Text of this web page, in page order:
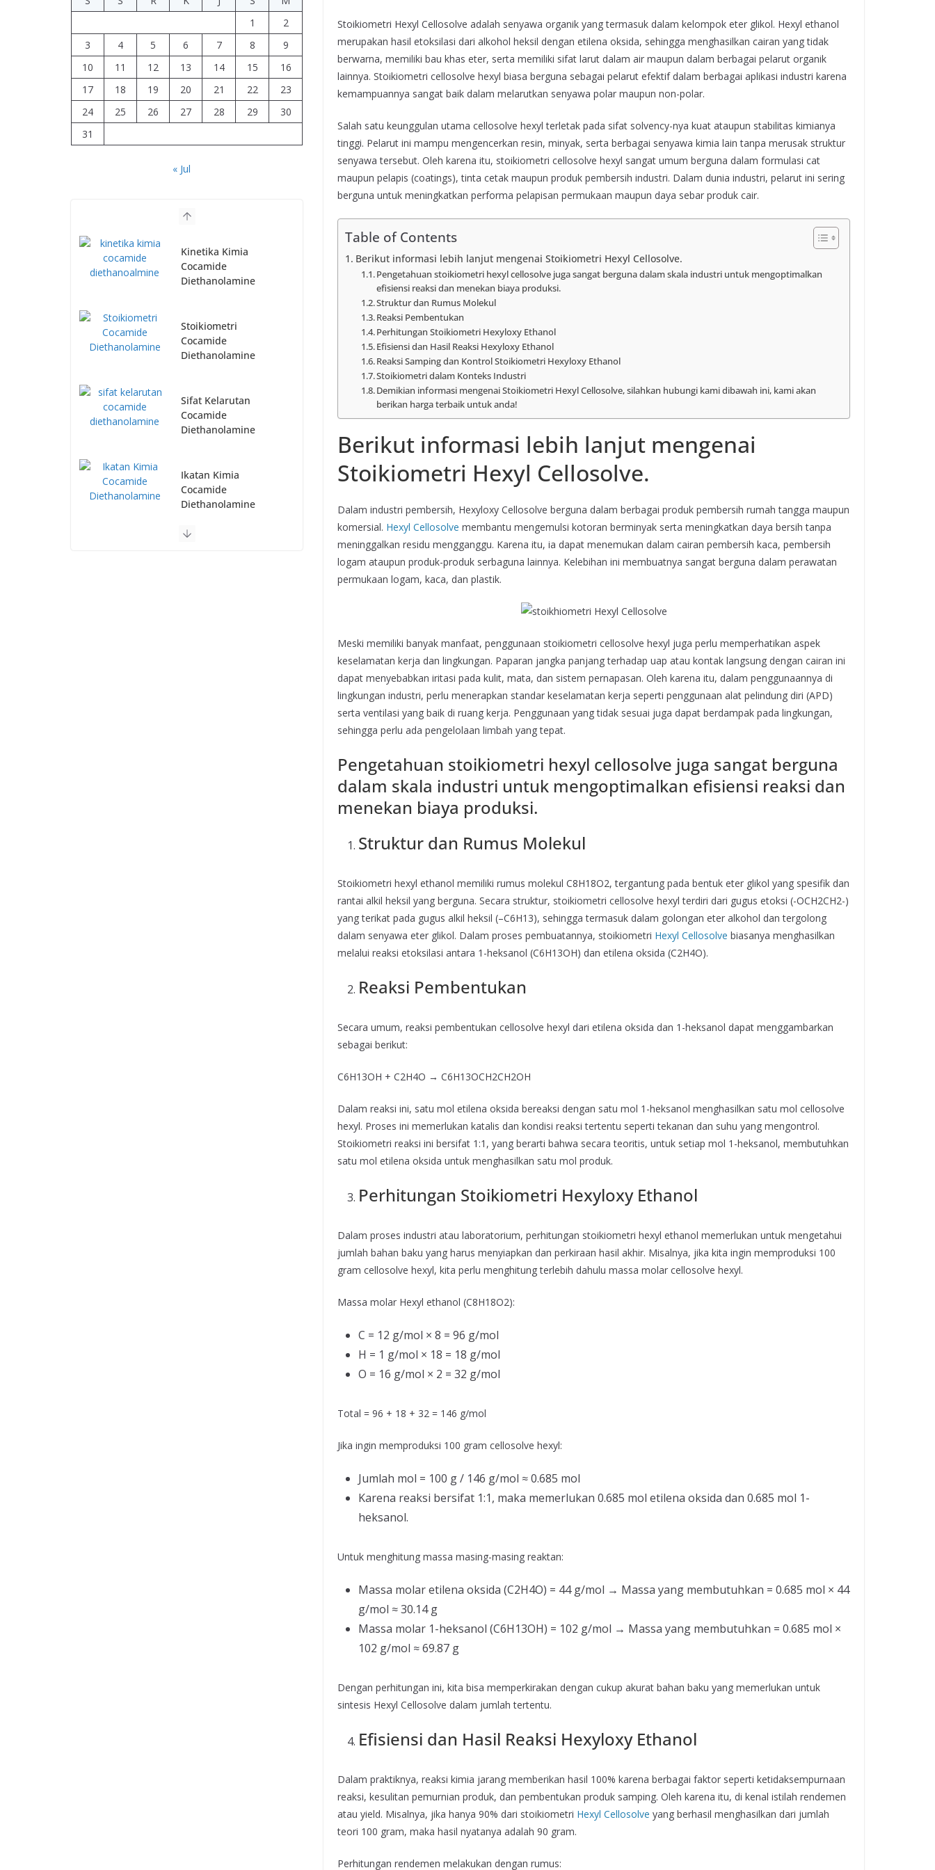
Stoikiometri Hexyl Cellosolve adalah senyawa organik yang termasuk dalam kelompok eter glikol. Hexyl ethanol
merupakan hasil etoksilasi dari alkohol heksil dengan etilena oksida, sehingga menghasilkan cairan yang tidak
berwarna, memiliki bau khas eter, serta memiliki sifat larut dalam air maupun dalam berbagai pelarut organik
lainnya. Stoikiometri cellosolve hexyl biasa berguna sebagai pelarut efektif dalam berbagai aplikasi industri karena
kemampuannya sangat baik dalam melarutkan senyawa polar maupun non-polar.
Salah satu keunggulan utama cellosolve hexyl terletak pada sifat solvency-nya kuat ataupun stabilitas kimianya
tinggi. Pelarut ini mampu mengencerkan resin, minyak, serta berbagai senyawa kimia lain tanpa merusak struktur
senyawa tersebut. Oleh karena itu, stoikiometri cellosolve hexyl sangat umum berguna dalam formulasi cat
maupun pelapis (coatings), tinta cetak maupun produk pembersih industri. Dalam dunia industri, pelarut ini sering
berguna untuk meningkatkan performa pelapisan permukaan maupun daya sebar produk cair.
Table of Contents
Berikut informasi lebih lanjut mengenai Stoikiometri Hexyl Cellosolve.
Pengetahuan stoikiometri hexyl cellosolve juga sangat berguna dalam skala industri untuk mengoptimalkan
efisiensi reaksi dan menekan biaya produksi.
Struktur dan Rumus Molekul
Reaksi Pembentukan
Perhitungan Stoikiometri Hexyloxy Ethanol
Efisiensi dan Hasil Reaksi Hexyloxy Ethanol
Reaksi Samping dan Kontrol Stoikiometri Hexyloxy Ethanol
Stoikiometri dalam Konteks Industri
Demikian informasi mengenai Stoikiometri Hexyl Cellosolve, silahkan hubungi kami dibawah ini, kami akan
berikan harga terbaik untuk anda!
Berikut informasi lebih lanjut mengenai
Stoikiometri Hexyl Cellosolve.
Dalam industri pembersih, Hexyloxy Cellosolve berguna dalam berbagai produk pembersih rumah tangga maupun
komersial. Hexyl Cellosolve membantu mengemulsi kotoran berminyak serta meningkatkan daya bersih tanpa
meninggalkan residu mengganggu. Karena itu, ia dapat menemukan dalam cairan pembersih kaca, pembersih
logam ataupun produk-produk serbaguna lainnya. Kelebihan ini membuatnya sangat berguna dalam perawatan
permukaan logam, kaca, dan plastik.
Meski memiliki banyak manfaat, penggunaan stoikiometri cellosolve hexyl juga perlu memperhatikan aspek
keselamatan kerja dan lingkungan. Paparan jangka panjang terhadap uap atau kontak langsung dengan cairan ini
dapat menyebabkan iritasi pada kulit, mata, dan sistem pernapasan. Oleh karena itu, dalam penggunaannya di
lingkungan industri, perlu menerapkan standar keselamatan kerja seperti penggunaan alat pelindung diri (APD)
serta ventilasi yang baik di ruang kerja. Penggunaan yang tidak sesuai juga dapat berdampak pada lingkungan,
sehingga perlu ada pengelolaan limbah yang tepat.
Pengetahuan stoikiometri hexyl cellosolve juga sangat berguna
dalam skala industri untuk mengoptimalkan efisiensi reaksi dan
menekan biaya produksi.
Struktur dan Rumus Molekul
Stoikiometri hexyl ethanol memiliki rumus molekul C8H18O2, tergantung pada bentuk eter glikol yang spesifik dan
rantai alkil heksil yang berguna. Secara struktur, stoikiometri cellosolve hexyl terdiri dari gugus etoksi (-OCH2CH2-)
yang terikat pada gugus alkil heksil (–C6H13), sehingga termasuk dalam golongan eter alkohol dan tergolong
dalam senyawa eter glikol. Dalam proses pembuatannya, stoikiometri Hexyl Cellosolve biasanya menghasilkan
melalui reaksi etoksilasi antara 1-heksanol (C6H13OH) dan etilena oksida (C2H4O).
Reaksi Pembentukan
Secara umum, reaksi pembentukan cellosolve hexyl dari etilena oksida dan 1-heksanol dapat menggambarkan
sebagai berikut:
C6H13OH + C2H4O → C6H13OCH2CH2OH
Dalam reaksi ini, satu mol etilena oksida bereaksi dengan satu mol 1-heksanol menghasilkan satu mol cellosolve
hexyl. Proses ini memerlukan katalis dan kondisi reaksi tertentu seperti tekanan dan suhu yang mengontrol.
Stoikiometri reaksi ini bersifat 1:1, yang berarti bahwa secara teoritis, untuk setiap mol 1-heksanol, membutuhkan
satu mol etilena oksida untuk menghasilkan satu mol produk.
Perhitungan Stoikiometri Hexyloxy Ethanol
Dalam proses industri atau laboratorium, perhitungan stoikiometri hexyl ethanol memerlukan untuk mengetahui
jumlah bahan baku yang harus menyiapkan dan perkiraan hasil akhir. Misalnya, jika kita ingin memproduksi 100
gram cellosolve hexyl, kita perlu menghitung terlebih dahulu massa molar cellosolve hexyl.
Massa molar Hexyl ethanol (C8H18O2):
C = 12 g/mol × 8 = 96 g/mol
H = 1 g/mol × 18 = 18 g/mol
O = 16 g/mol × 2 = 32 g/mol
Total = 96 + 18 + 32 = 146 g/mol
Jika ingin memproduksi 100 gram cellosolve hexyl:
Jumlah mol = 100 g / 146 g/mol ≈ 0.685 mol
Karena reaksi bersifat 1:1, maka memerlukan 0.685 mol etilena oksida dan 0.685 mol 1-
heksanol.
Untuk menghitung massa masing-masing reaktan:
Massa molar etilena oksida (C2H4O) = 44 g/mol → Massa yang membutuhkan = 0.685 mol × 44
g/mol ≈ 30.14 g
Massa molar 1-heksanol (C6H13OH) = 102 g/mol → Massa yang membutuhkan = 0.685 mol ×
102 g/mol ≈ 69.87 g
Dengan perhitungan ini, kita bisa memperkirakan dengan cukup akurat bahan baku yang memerlukan untuk
sintesis Hexyl Cellosolve dalam jumlah tertentu.
Efisiensi dan Hasil Reaksi Hexyloxy Ethanol
Dalam praktiknya, reaksi kimia jarang memberikan hasil 100% karena berbagai faktor seperti ketidaksempurnaan
reaksi, kesulitan pemurnian produk, dan pembentukan produk samping. Oleh karena itu, di kenal istilah rendemen
atau yield. Misalnya, jika hanya 90% dari stoikiometri Hexyl Cellosolve yang berhasil menghasilkan dari jumlah
teori 100 gram, maka hasil nyatanya adalah 90 gram.
Perhitungan rendemen melakukan dengan rumus:
1
2
3
4 5 6 7 8
9
10
11 12 13 14 15
16
17
18 19 20 21 22
23
24
25 26 27 28 29
30
31
« Jul
Kinetika Kimia
Cocamide
Diethanolamine
Stoikiometri
Cocamide
Diethanolamine
Sifat Kelarutan
Cocamide
Diethanolamine
Ikatan Kimia
Cocamide
Diethanolamine